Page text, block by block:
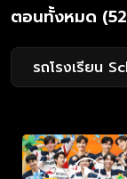
ตอนทั้งหมด
รถโรงเรียน